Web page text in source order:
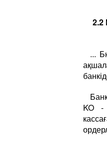
2.2
...
KO -